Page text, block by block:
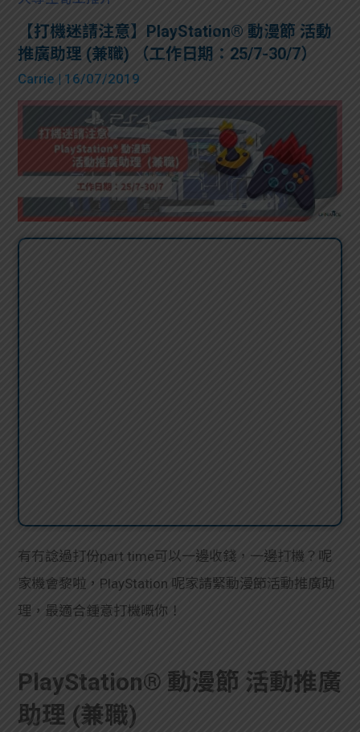
【打機迷請注意】PlayStation® 動漫節 活動
推廣助理 (兼職) （工作日期：25/7-30/7）
Carrie | 16/07/2019
有冇諗過打份part time可以一邊收錢，一邊打機？呢
家機會黎啦，PlayStation 呢家請緊動漫節活動推廣助
理，最適合鍾意打機嘅你！
PlayStation® 動漫節 活動推廣
助理 (兼職)